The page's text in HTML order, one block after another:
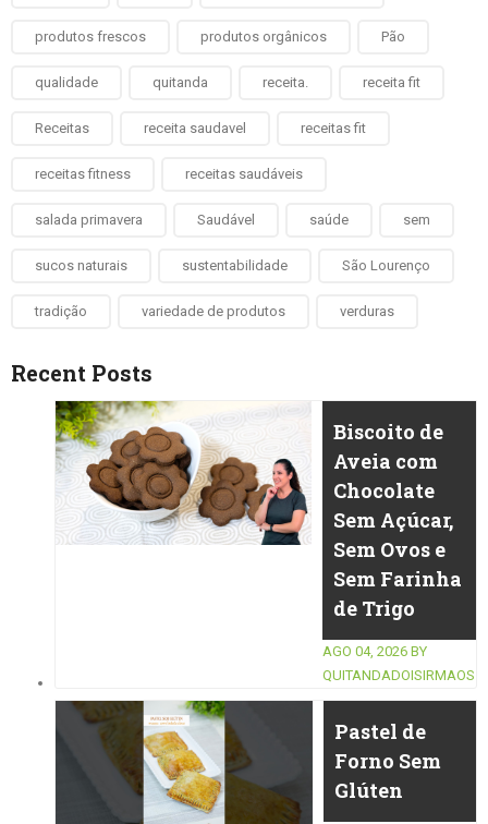
produtos frescos produtos orgânicos Pão
qualidade quitanda receita. receita fit
Receitas receita saudavel receitas fit
receitas fitness receitas saudáveis
salada primavera Saudável saúde sem
sucos naturais sustentabilidade São Lourenço
tradição variedade de produtos verduras
Recent Posts
Biscoito de
Aveia com
Chocolate
Sem Açúcar,
Sem Ovos e
Sem Farinha
de Trigo
AGO 04, 2026 BY
QUITANDADOISIRMAOS
Pastel de
Forno Sem
Glúten